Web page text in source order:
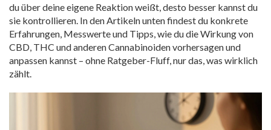
du über deine eigene Reaktion weißt, desto besser kannst du
sie kontrollieren. In den Artikeln unten findest du konkrete
Erfahrungen, Messwerte und Tipps, wie du die Wirkung von
CBD, THC und anderen Cannabinoiden vorhersagen und
anpassen kannst – ohne Ratgeber-Fluff, nur das, was wirklich
zählt.